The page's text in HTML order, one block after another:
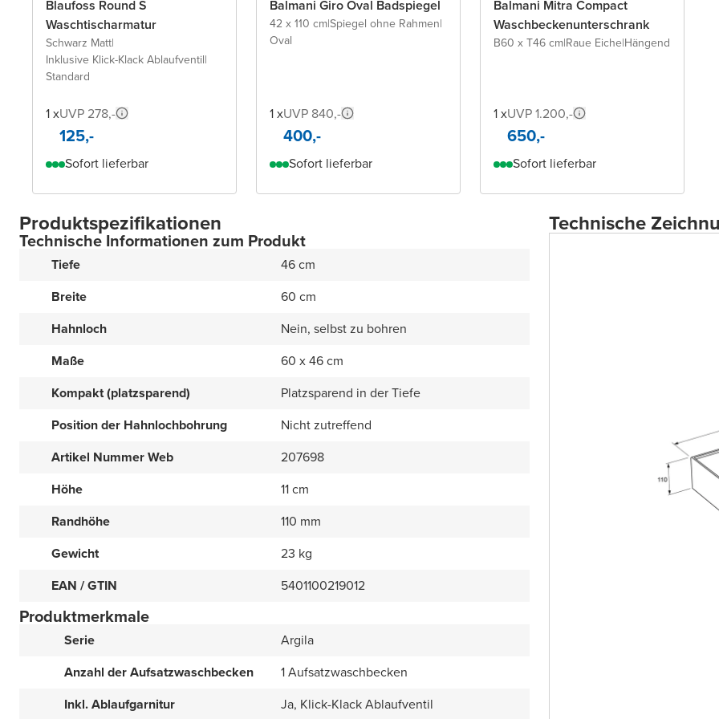
Blaufoss Round S
Waschtischarmatur
Schwarz Matt|
Inklusive Klick-Klack Ablaufventil|
Standard
1 xUVP 278,-
125,-
Sofort lieferbar
Balmani Giro Oval Badspiegel
42 x 110 cm|Spiegel ohne Rahmen|
Oval
1 xUVP 840,-
400,-
Sofort lieferbar
Balmani Mitra Compact
Waschbeckenunterschrank
B60 x T46 cm|Raue Eiche|Hängend
1 xUVP 1.200,-
650,-
Sofort lieferbar
Produktspezifikationen
Technische Informationen zum Produkt
Tiefe
46 cm
Breite
60 cm
Hahnloch
Nein, selbst zu bohren
Maße
60 x 46 cm
Kompakt (platzsparend)
Platzsparend in der Tiefe
Position der Hahnlochbohrung
Nicht zutreffend
Artikel Nummer Web
207698
Höhe
11 cm
Randhöhe
110 mm
Gewicht
23 kg
EAN / GTIN
5401100219012
Produktmerkmale
Serie
Argila
Anzahl der Aufsatzwaschbecken
1 Aufsatzwaschbecken
Inkl. Ablaufgarnitur
Ja, Klick-Klack Ablaufventil
Technische